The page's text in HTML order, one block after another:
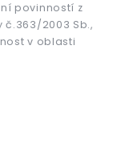
povinností z
2003 Sb.,
v oblasti